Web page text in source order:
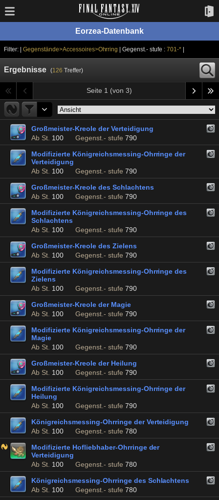
Eorzea-Datenbank
Filter: | Gegenstände>Accessoires>Ohrring | Gegenst.- stufe :701-*
Ergebnisse (126 Treffer)
Seite 1 (von 3)
Großmeister-Kreole der Verteidigung
Ab St. 100 Gegenst.- stufe 790
Modifizierte Königreichsmessing-Ohrringe der
Verteidigung
Ab St. 100 Gegenst.- stufe 790
Großmeister-Kreole des Schlachtens
Ab St. 100 Gegenst.- stufe 790
Modifizierte Königreichsmessing-Ohrringe des
Schlachtens
Ab St. 100 Gegenst.- stufe 790
Großmeister-Kreole des Zielens
Ab St. 100 Gegenst.- stufe 790
Modifizierte Königreichsmessing-Ohrringe des
Zielens
Ab St. 100 Gegenst.- stufe 790
Großmeister-Kreole der Magie
Ab St. 100 Gegenst.- stufe 790
Modifizierte Königreichsmessing-Ohrringe der
Magie
Ab St. 100 Gegenst.- stufe 790
Großmeister-Kreole der Heilung
Ab St. 100 Gegenst.- stufe 790
Modifizierte Königreichsmessing-Ohrringe der
Heilung
Ab St. 100 Gegenst.- stufe 790
Königreichsmessing-Ohrringe der Verteidigung
Ab St. 100 Gegenst.- stufe 780
Modifizierte Hofliebhaber-Ohrringe der
Verteidigung
Ab St. 100 Gegenst.- stufe 780
Königreichsmessing-Ohrringe des Schlachtens
Ab St. 100 Gegenst.- stufe 780